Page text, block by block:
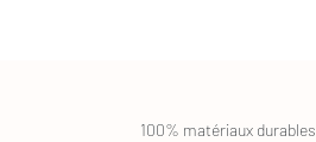
100% matériaux durables